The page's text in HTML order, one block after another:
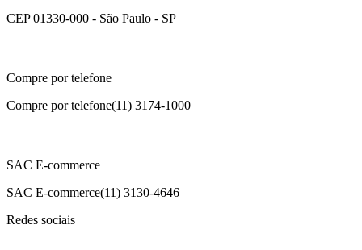
CEP 01330-000 - São Paulo - SP
Compre por telefone
Compre por telefone(11) 3174-1000
SAC E-commerce
SAC E-commerce(11) 3130-4646
Redes sociais